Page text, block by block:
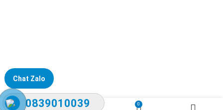
Chat Zalo
0839010039 0